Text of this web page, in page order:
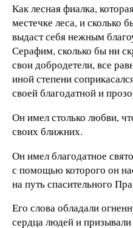
Как лесная фиалка,
местечке леса, и сколько
выдаст себя нежным
Серафим, сколько бы ни
свои добродетели, все
иной степени
своей благодатной и
Он имел столько любви,
своих ближних.
Он имел благодатное
с помощью которого он
на путь спасительного
Его слова обладали
сердца людей и